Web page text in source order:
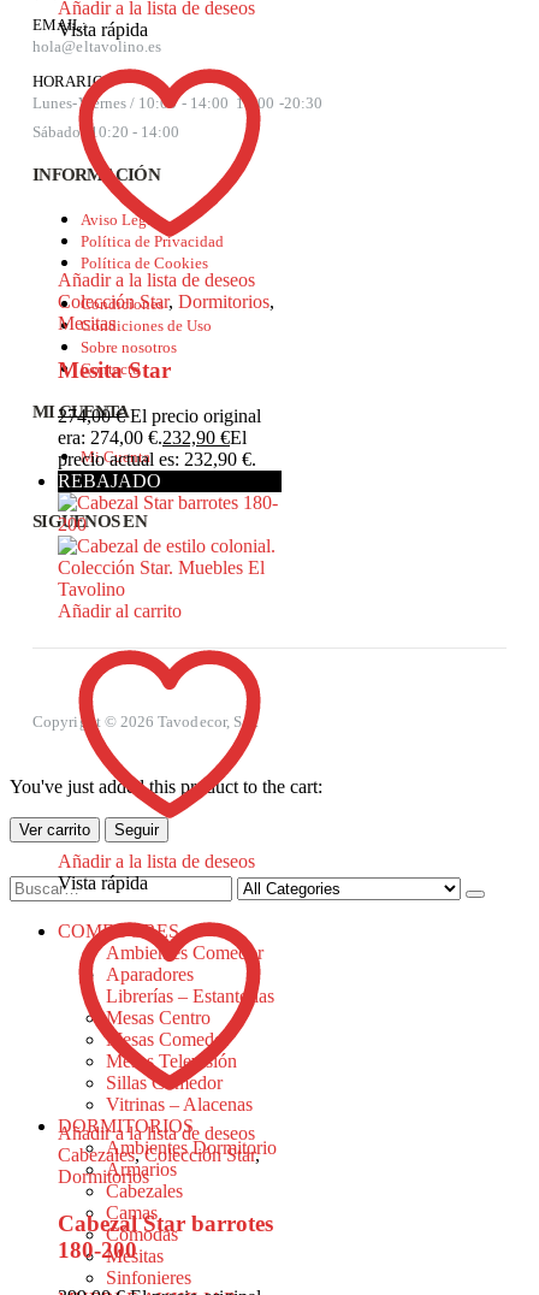
Añadir a la lista de deseos
Vista rápida
Añadir a la lista de deseos
Colección Star, Dormitorios,
Mesitas
Mesita Star
274,00€ El precio original
era: 274,00 €.232,90 €El
precio actual es: 232,90 €.
REBAJADO
Añadir al carrito
Añadir a la lista de deseos
Vista rápida
Añadir a la lista de deseos
Cabezales,Colección Star,
Dormitorios
Cabezal Star barrotes
180-200
EMAIL:
hola@eltavolino.es
HORARIO:
Lunes-Viernes / 10:00 - 14:00 17:00 -20:30
Sábado: 10:20 - 14:00
INFORMACIÓN
Aviso Legal
Política de Privacidad
Política de Cookies
Condiciones
Condiciones de Uso
Sobre nosotros
Contacto
MI CUENTA
Mi Cuenta
Mis pedidos
SIGUENOS EN
Copyright © 2026 Tavodecor, S.L.
You've just added this product to the cart:
Ver carrito Seguir
COMEDORES
Ambientes Comedor
Aparadores
Librerías – Estanterías
Mesas Centro
Mesas Comedor
Mesas Televisión
Sillas Comedor
Vitrinas – Alacenas
DORMITORIOS
Ambientes Dormitorio
Armarios
Cabezales
Camas
Cómodas
Mesitas
Sinfonieres